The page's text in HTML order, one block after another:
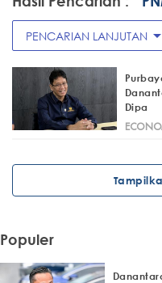
PENCARIAN LANJUTAN arrow_drop_down
Dipa
Populer